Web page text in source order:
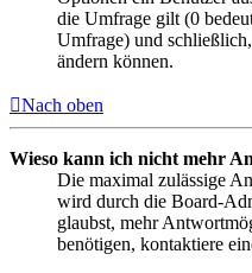
die Umfrage gilt (0
Umfrage) und
ändern können.
Nach oben
Wieso kann ich nicht mehr
Die maximal zulässige
wird durch die Board-
glaubst, mehr
benötigen, kontaktiere